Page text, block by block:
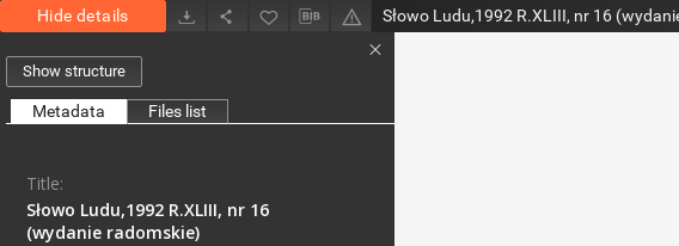
Hide details
Show structure
Metadata Files list
Title:
Słowo Ludu,1992 R.XLIII, nr 16
(wydanie radomskie)